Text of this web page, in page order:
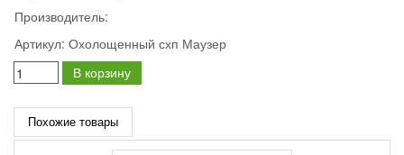
Производитель:
Артикул: Охолощенный схп Маузер
В корзину
Похожие товары